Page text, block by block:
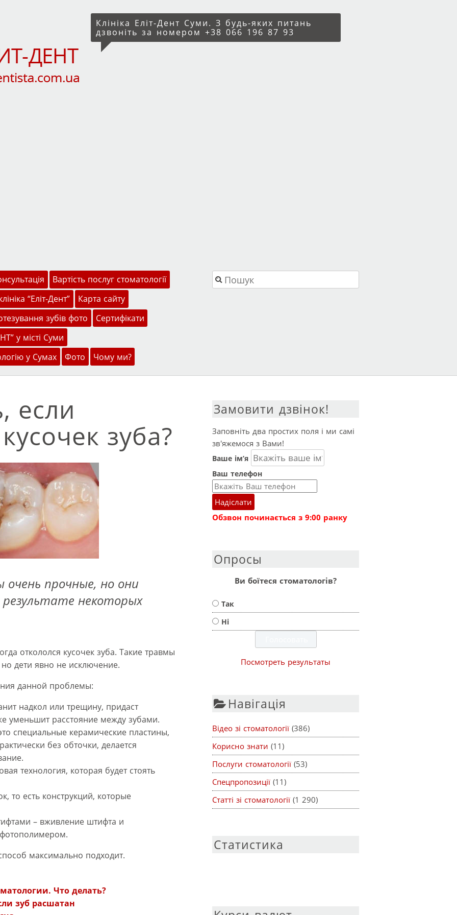
Клініка Еліт-Дент Суми. З будь-яких питань
дзвоніть за номером +38 066 196 87 93
Вартість послуг стоматології
“Еліт-Дент”
Карта сайту
зубів фото
Сертифікати
у місті Суми
у Сумах
Фото Чому ми?
Пошук
если
зуба?
очень прочные, но они
некоторых
откололся кусочек зуба. Такие травмы
дети явно не исключение.
данной проблемы:
надкол или трещину, придаст
уменьшит расстояние между зубами.
специальные керамические пластины,
без обточки, делается
технология, которая будет стоять
то есть конструкций, которые
– вживление штифта и
максимально подходит.
Что делать?
зуб расшатан
Замовити дзвінок!
Заповніть два простих поля і ми самі
зв'яжемося з Вами!
Ваше ім’я
Ваш телефон
Надіслати
Обзвон починається з 9:00 ранку
Опросы
Ви боїтеся стоматологів?
Так
Ні
Посмотреть результаты
Навігація
Відео зі стоматології (386)
Корисно знати (11)
Послуги стоматології (53)
Спецпропозиції (11)
Статті зі стоматології (1 290)
Статистика